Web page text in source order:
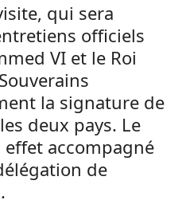
qui sera
officiels
VI et le Roi
la signature de
deux pays. Le
effet accompagné
de